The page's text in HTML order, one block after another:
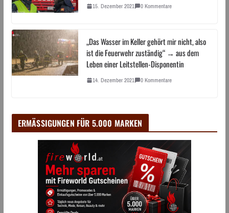
15. Dezember 2021 0 Kommentare
„Das Wasser im Keller gehört mir nicht, also
ist die Feuerwehr zuständig“ → aus dem
Leben einer Leitstellen-Disponentin
14. Dezember 2021 0 Kommentare
ERMÄSSIGUNGEN FÜR 5.000 MARKEN